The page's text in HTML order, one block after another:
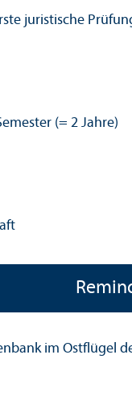
juristische
(= 2 Jahre)